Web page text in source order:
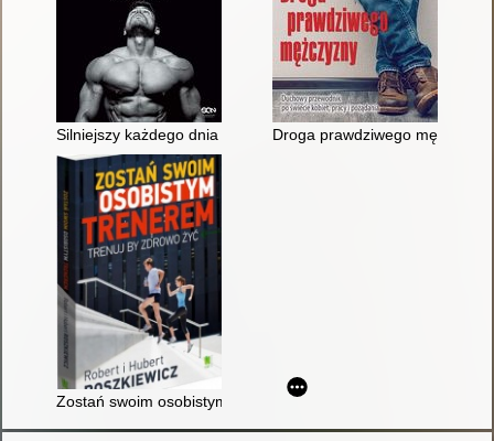
Silniejszy każdego dnia : jak trenować na czymkolwiek,
Droga prawdziwego
Zostań swoim osobistym trenerem : trenuj, by zdrowo żyć